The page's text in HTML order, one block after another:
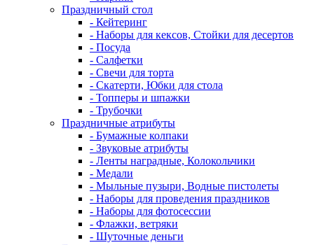
Праздничный стол
- Кейтеринг
- Наборы для кексов, Стойки для десертов
- Посуда
- Салфетки
- Свечи для торта
- Скатерти, Юбки для стола
- Топперы и шпажки
- Трубочки
Праздничные атрибуты
- Бумажные колпаки
- Звуковые атрибуты
- Ленты наградные, Колокольчики
- Медали
- Мыльные пузыри, Водные пистолеты
- Наборы для проведения праздников
- Наборы для фотосессии
- Флажки, ветряки
- Шуточные деньги